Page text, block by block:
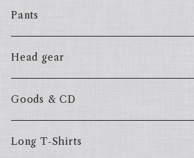
ALL HOOD
HOODSTAR
BIG HOMIE
57Fake
ALL HOOD
HOODSTAR
BIG HOMIE
Pants
Head gear
Goods & CD
Mix CD
Long T-Shirts